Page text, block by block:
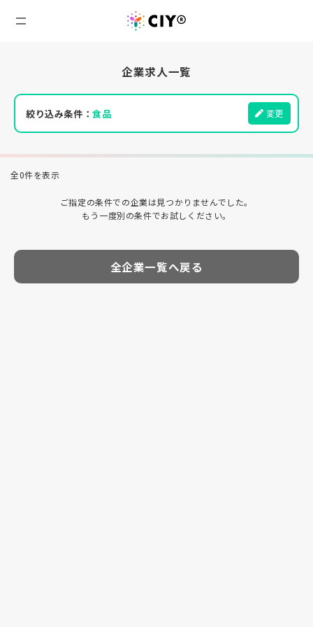
企業求人一覧
絞り込み条件：食品 変更
全0件を表示
ご指定の条件での企業は見つかりませんでした。
もう一度別の条件でお試しください。
全企業一覧へ戻る